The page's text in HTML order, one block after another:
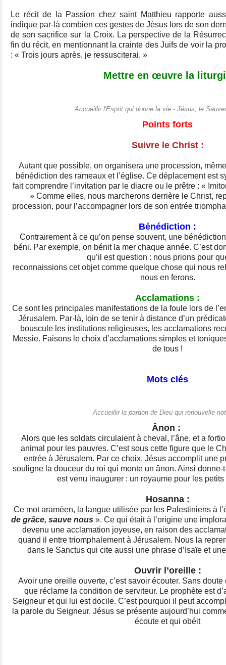
Le récit de la Passion chez saint Matthieu rapporte
indique par-là combien ces gestes de Jésus lors de son
de son sacrifice sur la Croix. La perspective de la
fin du récit, en mentionnant la crainte des Juifs de voir la
: « Trois jours après, je ressusciterai. »
Mettre en œuvre la
Accueillir l'Esprit qui donne la vie - Jésus, le
Points forts
Suivre le Christ :
Autant que possible, on organisera une procession,
bénédiction des rameaux et l’église. Ce déplacement est
fait comprendre l’invitation par le diacre ou le prêtre : «
» Comme elles, nous marcherons derrière le Christ,
procession, pour l’accompagner lors de son entrée
Bénédiction :
Contrairement à ce qu’on pense souvent, une
béni. Par exemple, on bénit la mer chaque année. C’est
qu’il est question : nous prions pour
reconnaissions cet objet comme quelque chose qui nous
nous en ferons.
Acclamations :
Ce sont les principales manifestations de la foule lors de
Jérusalem. Par-là, loin de se tenir à distance d’un
bouscule les institutions religieuses, les acclamations
Messie. Faisons le choix d’acclamations simples et
de tous !
Mots clés
Accueillir la pardon de Dieu qui renouvelle
Ânon :
Alors que les soldats circulaient à cheval, l’âne, et a
animal pour les pauvres. C’est sous cette figure que le
entrée à Jérusalem. Par ce choix, Jésus accomplit une
souligne la douceur du roi qui monte un ânon. Ainsi donne-
est venu inaugurer : un royaume pour les
Hosanna :
Ce mot araméen, la langue utilisée par les Palestiniens à
de grâce, sauve nous». Ce qui était à l’origine une
devenu une acclamation joyeuse, en raison des
quand il entre triomphalement à Jérusalem. Nous la
dans le Sanctus qui cite aussi une phrase d’Isaïe et
Ouvrir l’oreille :
Avoir une oreille ouverte, c’est savoir écouter. Sans
que réclame la condition de serviteur. Le prophète est
Seigneur et qui lui est docile. C’est pourquoi il peut
la parole du Seigneur. Jésus se présente aujourd’hui
écoute et qui obéit